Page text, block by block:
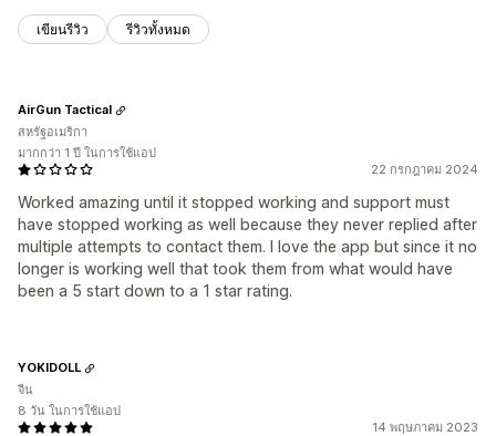
เขียนรีวิว รีวิวทั้งหมด
22 กรกฎาคม 2024
Worked amazing until it stopped working and support must
have stopped working as well because they never replied after
multiple attempts to contact them. I love the app but since it no
longer is working well that took them from what would have
been a 5 start down to a 1 star rating.
AirGun Tactical
สหรัฐอเมริกา
มากกว่า 1 ปี ในการใช้แอป
14 พฤษภาคม 2023
YOKIDOLL
จีน
8 วัน ในการใช้แอป